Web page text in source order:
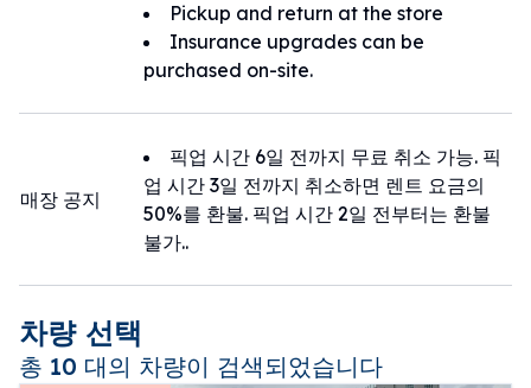
Pickup and return at the store
Insurance upgrades can be
purchased on-site.
매장 공지
픽업 시간 6일 전까지 무료 취소 가능. 픽
업 시간 3일 전까지 취소하면 렌트 요금의
50%를 환불. 픽업 시간 2일 전부터는 환불
불가..
차량 선택
총 10 대의 차량이 검색되었습니다